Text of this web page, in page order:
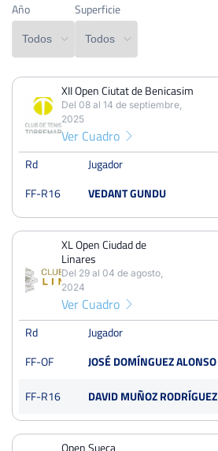
Año Superficie
PERDIDOS PARTIDOS
10 14
PERDIDOS SETS
20
PERDIDOS JUEGOS
148 240
XII Open Ciutat de Benicasim
Del 08 al 14 de septiembre, 2025
Dieciseisavos
Del 29 al 04 de agosto, 2024
Tierra
Año Superficie
XII Open Ciutat de Benicasim
Del 08 al 14 de septiembre,
2025
Ver Cuadro
Rd Jugador
FF-R16
VEDANT GUNDU
XL Open Ciudad de
Linares
Del 29 al 04 de agosto,
2024
Ver Cuadro
Rd Jugador
FF-OF
JOSÉ DOMÍNGUEZ ALONSO
FF-R16
DAVID MUÑOZ RODRÍGUEZ
Open Sueca